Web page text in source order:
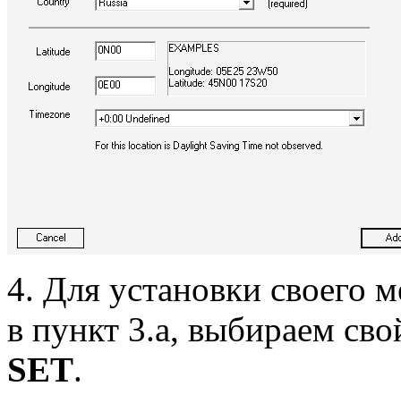
4. Для установки своего
в пункт 3.а, выбираем
SET.